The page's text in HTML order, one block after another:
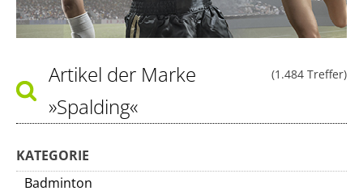
(1.484 Treffer)
Artikel der Marke
»Spalding«
KATEGORIE
Badminton